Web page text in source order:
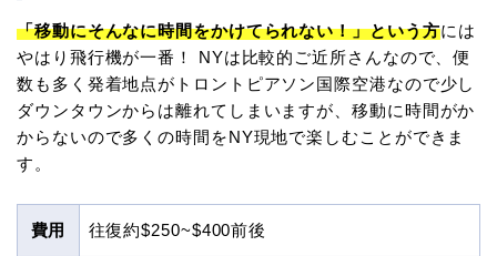
「移動にそんなに時間をかけてられない！」という方には
やはり飛行機が一番！ NYは比較的ご近所さんなので、便
数も多く発着地点がトロントピアソン国際空港なので少し
ダウンタウンからは離れてしまいますが、移動に時間がか
からないので多くの時間をNY現地で楽しむことができま
す。
費用 往復約$250~$400前後